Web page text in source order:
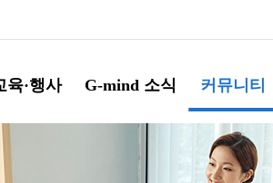
육·행사 G-mind 소식 커뮤니티